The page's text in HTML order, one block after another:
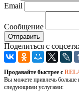
Email
Сообщение
Отправить
Поделиться с
Продавайте быстрее с
Вы можете привлечь больше
следующими услугами: